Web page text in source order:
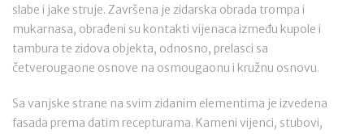
slabe i jake struje. Završena je zidarska obrada trompa i
mukarnasa, obrađeni su kontakti vijenaca između kupole i
tambura te zidova objekta, odnosno, prelasci sa
četverougaone osnove na osmougaonu i kružnu osnovu.
Sa vanjske strane na svim zidanim elementima je izvedena
fasada prema datim recepturama. Kameni vijenci, stubovi,